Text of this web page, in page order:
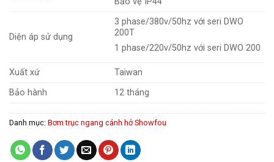
Diện áp sử dụng
3 phase/380v/50hz với seri DWO
200T
1 phase/220v/50hz với seri DWO 200
Xuất xứ
Taiwan
Bảo hành
12 tháng
Danh mục: Bơm trục ngang cánh hở Showfou